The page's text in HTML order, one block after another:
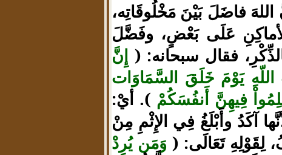
اللهَ فاضَلَ بَيْنَ مَخْلُوقَاتِه،
عَلَى بَعْضٍ، وفَضَّلَ
فقال سبحانه: ( إِنَّ
يَوْمَ خَلَقَ السَّمَاوَات
فِيهِنَّ أَنفُسَكُمْ ). أيْ:
آكَدُ وأَبْلَغُ فِي الإِثْمِ مِنْ
لِقَوْلِهِ تَعَالَى: ( وَمَن يُرِدْ